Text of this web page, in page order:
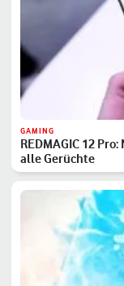
GAMING
REDMAGIC 12
alle Gerüchte